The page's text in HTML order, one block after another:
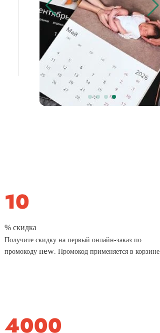
% скидка
Получите скидку на первый онлайн-заказ по
промокоду new. Промокод применяется в корзине